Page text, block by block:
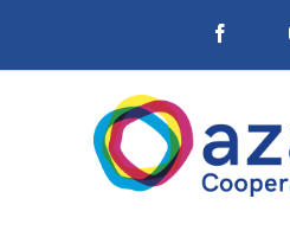
contenuto